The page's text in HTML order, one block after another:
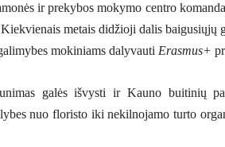
ir prekybos mokymo centro
metais didžioji dalis baigusiųjų
mokiniams dalyvauti Erasmus+
galės išvysti ir Kauno buitinių
nuo floristo iki nekilnojamo turto